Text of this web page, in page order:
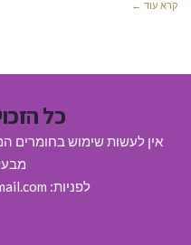
קרא עוד ←
כל
אין לעשות שימוש בחומרים
לפניות: Avihai.ZoomAt@gmail.com